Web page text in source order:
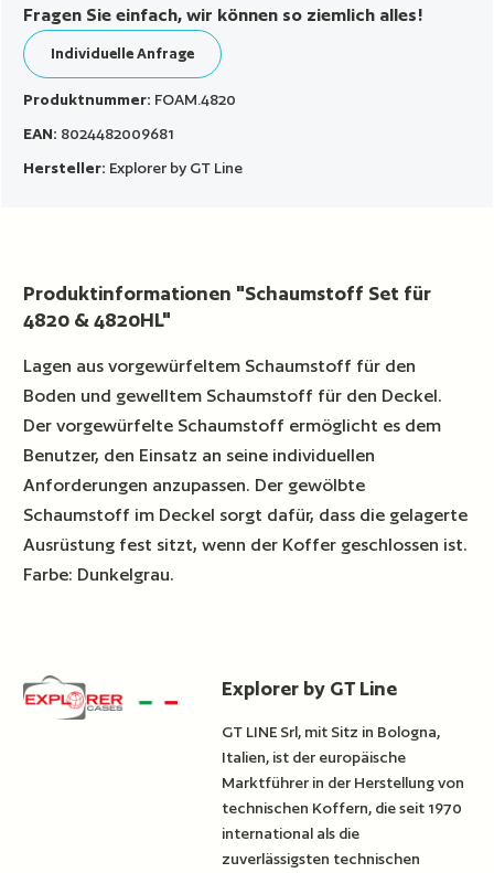
Fragen Sie einfach, wir können so ziemlich alles!
Individuelle Anfrage
Produktnummer: FOAM.4820
EAN: 8024482009681
Hersteller: Explorer by GT Line
Produktinformationen "Schaumstoff Set für
4820 & 4820HL"
Lagen aus vorgewürfeltem Schaumstoff für den
Boden und gewelltem Schaumstoff für den Deckel.
Der vorgewürfelte Schaumstoff ermöglicht es dem
Benutzer, den Einsatz an seine individuellen
Anforderungen anzupassen. Der gewölbte
Schaumstoff im Deckel sorgt dafür, dass die gelagerte
Ausrüstung fest sitzt, wenn der Koffer geschlossen ist.
Farbe: Dunkelgrau.
Explorer by GT Line
GT LINE Srl, mit Sitz in Bologna,
Italien, ist der europäische
Marktführer in der Herstellung von
technischen Koffern, die seit 1970
international als die
zuverlässigsten technischen